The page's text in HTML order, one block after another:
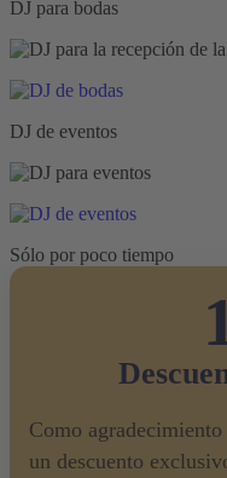
DJ para bodas
DJ de eventos
Sólo por poco tiempo
Como
un descuento